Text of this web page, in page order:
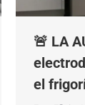
🚨 LA
el